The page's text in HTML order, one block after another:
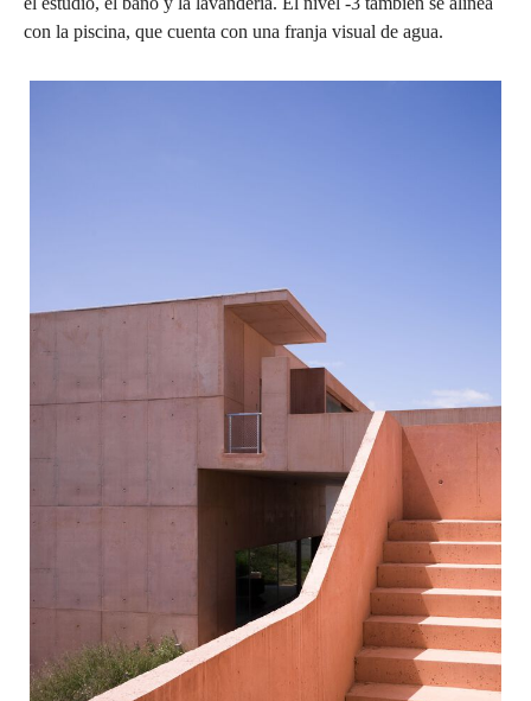
con la piscina, que cuenta con una franja visual de agua.